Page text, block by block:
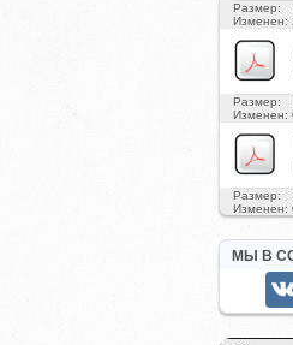
Размер:
Изменен:
Размер:
Изменен:
Размер:
Изменен:
МЫ В